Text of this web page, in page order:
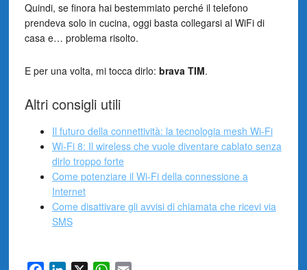
Quindi, se finora hai bestemmiato perché il telefono
prendeva solo in cucina, oggi basta collegarsi al WiFi di
casa e… problema risolto.
E per una volta, mi tocca dirlo: brava TIM.
Altri consigli utili
Il futuro della connettività: la tecnologia mesh Wi-Fi
Wi-Fi 8: Il wireless che vuole diventare cablato senza
dirlo troppo forte
Come potenziare il Wi-Fi della connessione a
Internet
Come disattivare gli avvisi di chiamata che ricevi via
SMS